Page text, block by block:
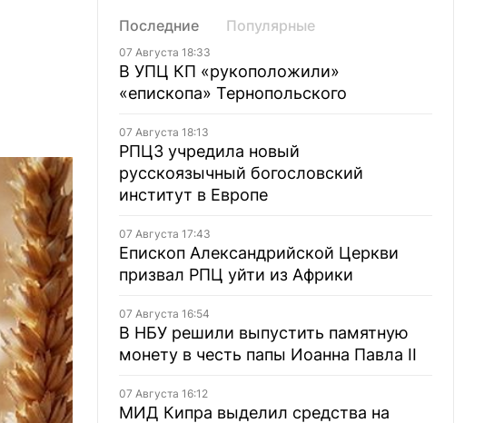
Последние Популярные
07 Августа 18:33
В УПЦ КП «рукоположили»
«епископа» Тернопольского
07 Августа 18:13
РПЦЗ учредила новый
русскоязычный богословский
институт в Европе
07 Августа 17:43
Епископ Александрийской Церкви
призвал РПЦ уйти из Африки
07 Августа 16:54
В НБУ решили выпустить памятную
монету в честь папы Иоанна Павла II
07 Августа 16:12
МИД Кипра выделил средства на